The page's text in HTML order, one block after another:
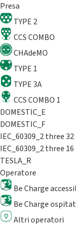
Presa
TYPE 2
CCS COMBO
CHAdeMO
TYPE 1
TYPE 3A
CCS COMBO 1
DOMESTIC_E
DOMESTIC_F
IEC_60309_2 three 32
IEC_60309_2 three 16
TESLA_R
Operatore
Be Charge
Be Charge
Altri operatori